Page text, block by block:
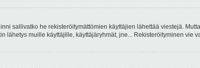
sallivatko he rekisteröitymättömien käyttäjien lähettää viestejä.
lähetys muille käyttäjille, käyttäjäryhmät, jne... Rekisteröityminen vie